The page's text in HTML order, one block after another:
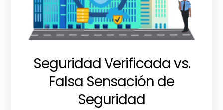
Seguridad Verificada vs.
Falsa Sensación de
Seguridad